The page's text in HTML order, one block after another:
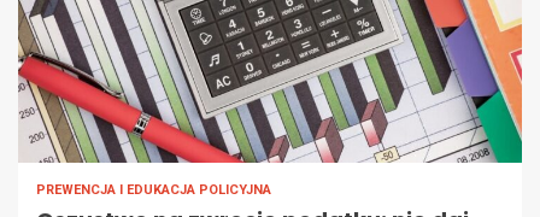
PREWENCJA I EDUKACJA POLICYJNA